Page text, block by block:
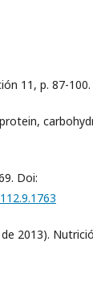
11, p. 87-
Doi:
2013).